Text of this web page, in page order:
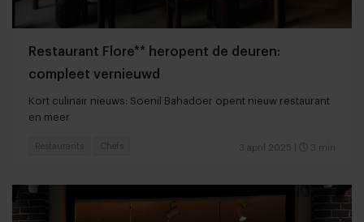
Restaurant Flore** heropent de deuren:
compleet vernieuwd
Kort culinair nieuws: Soenil Bahadoer opent nieuw restaurant
en meer
3 april 2025 3 min
Restaurants Chefs